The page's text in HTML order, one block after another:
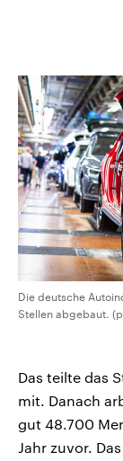
Bundesland
und
und Kandidaten
Wahl.
Sendungen
Audio-Archiv
Die deutsche
Stellen abgebaut.
Das teilte das
mit. Danach
gut 48.700
Jahr zuvor.